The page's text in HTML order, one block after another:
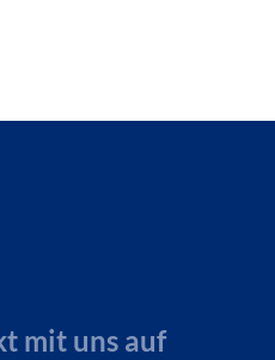
mit uns auf